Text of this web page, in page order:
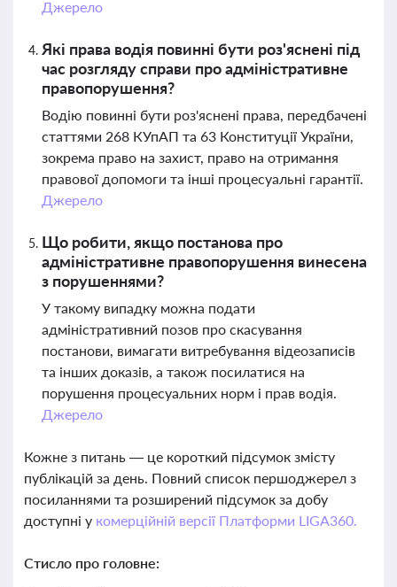
Джерело
Які права водія повинні бути роз'яснені під
час розгляду справи про адміністративне
правопорушення?
Водію повинні бути роз'яснені права, передбачені
статтями 268 КУпАП та 63 Конституції України,
зокрема право на захист, право на отримання
правової допомоги та інші процесуальні гарантії.
Джерело
Що робити, якщо постанова про
адміністративне правопорушення винесена
з порушеннями?
У такому випадку можна подати
адміністративний позов про скасування
постанови, вимагати витребування відеозаписів
та інших доказів, а також посилатися на
порушення процесуальних норм і прав водія.
Джерело
Кожне з питань — це короткий підсумок змісту
публікацій за день. Повний список першоджерел з
посиланнями та розширений підсумок за добу
доступні у комерційній версії Платформи LIGA360.
Стисло про головне: